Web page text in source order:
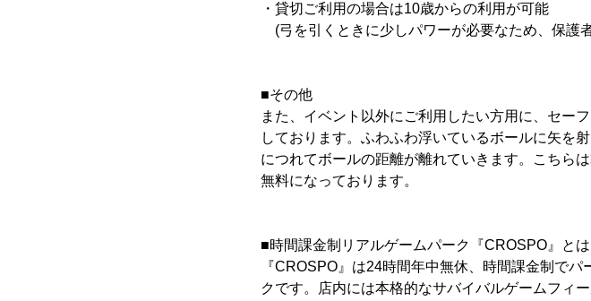
・貸切ご利用の場合は10歳からの利用が可能
(弓を引くときに少しパワーが必要なため、保護
■その他
また、イベント以外にご利用したい方用に、セー
しております。ふわふわ浮いているボールに矢を
につれてボールの距離が離れていきます。こちら
無料になっております。
■時間課金制リアルゲームパーク『CROSPO』とは
『CROSPO』は24時間年中無休、時間課金制で
クです。店内には本格的なサバイバルゲームフィ